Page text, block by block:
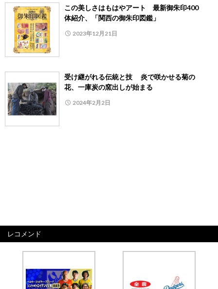
この美しさはもはやアート 最新御朱印400
体紹介、「関西の御朱印図鑑」
2023年12月21日
受け継がれる伝統と技 炎で咲かせる菊の
花、一庫炭の窯出しが始まる
2024年2月2日
レコメンド